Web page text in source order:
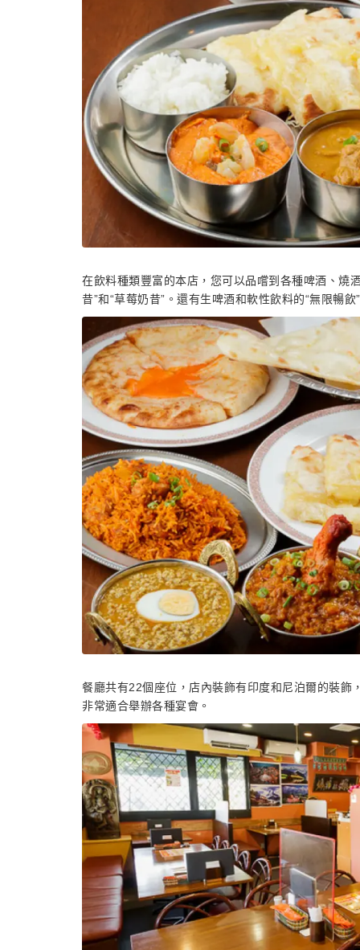
在飲料種類豐富的本店，您可以品嚐到各種啤酒、燒
昔”和“草莓奶昔”。還有生啤酒和軟性飲料的“無限暢
餐廳共有22個座位，店內裝飾有印度和尼泊爾的裝
非常適合舉辦各種宴會。